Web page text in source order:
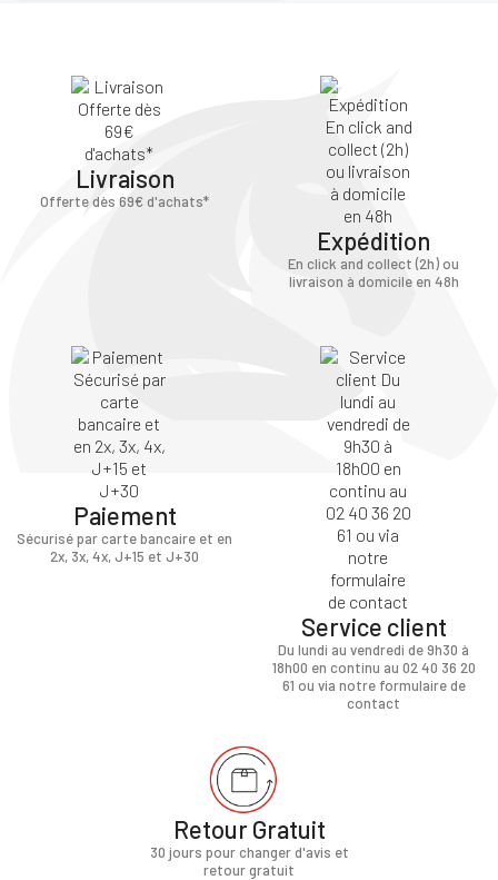
Livraison
Offerte dès 69€ d'achats*
Expédition
En click and collect (2h) ou
livraison à domicile en 48h
Paiement
Sécurisé par carte bancaire et en
2x, 3x, 4x, J+15 et J+30
Service client
Du lundi au vendredi de 9h30 à
18h00 en continu au 02 40 36 20
61 ou via notre formulaire de
contact
Retour Gratuit
30 jours pour changer d'avis et
retour gratuit